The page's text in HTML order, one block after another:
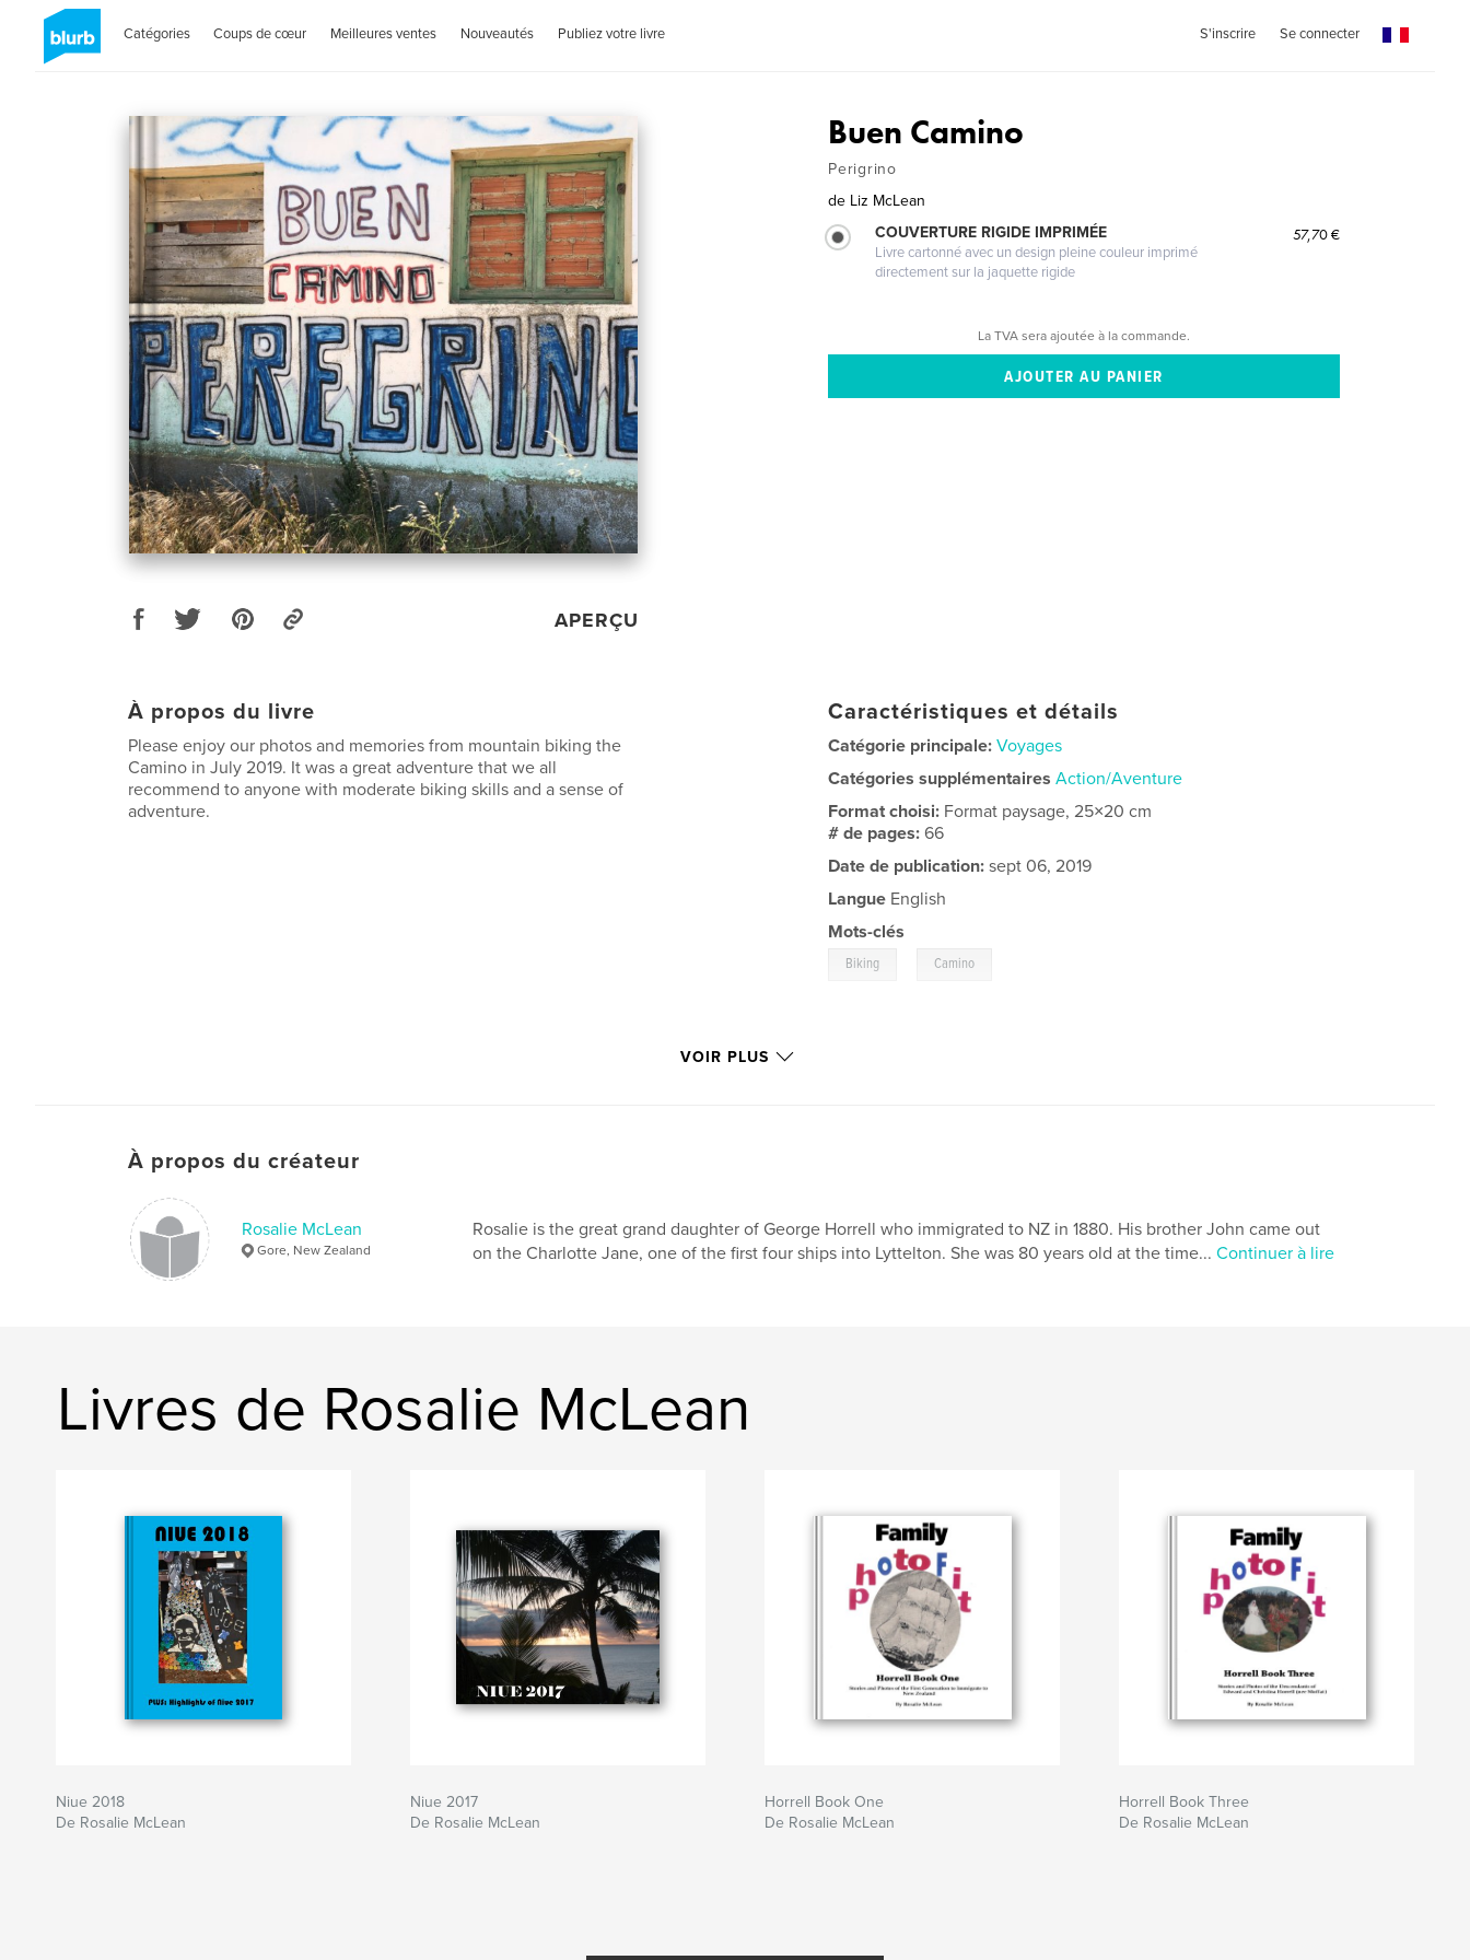
Catégories Coups de cœur Meilleures ventes Nouveautés Publiez votre livre S'inscrire Se connecter
APERÇU
Buen Camino
Perigrino
de Liz McLean
COUVERTURE RIGIDE IMPRIMÉE
Livre cartonné avec un design pleine couleur imprimé
directement sur la jaquette rigide
57,70 €
La TVA sera ajoutée à la commande.
À propos du livre
Please enjoy our photos and memories from mountain biking the
Camino in July 2019. It was a great adventure that we all
recommend to anyone with moderate biking skills and a sense of
adventure.
Caractéristiques et détails
Catégorie principale: Voyages
Catégories supplémentaires Action/Aventure
Format choisi: Format paysage, 25×20 cm
# de pages:66
Date de publication: sept 06, 2019
Langue English
Mots-clés
Biking Camino
VOIR PLUS
À propos du créateur
Rosalie McLean
Gore, New Zealand
Rosalie is the great grand daughter of George Horrell who immigrated to NZ in 1880. His brother John came out
on the Charlotte Jane, one of the first four ships into Lyttelton. She was 80 years old at the time... Continuer à lire
Livres de Rosalie McLean
Niue 2018
De Rosalie McLean
Niue 2017
De Rosalie McLean
Horrell Book One
De Rosalie McLean
Horrell Book Three
De Rosalie McLean